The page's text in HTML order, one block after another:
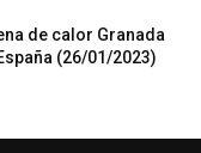
de calor Granada
(26/01/2023)